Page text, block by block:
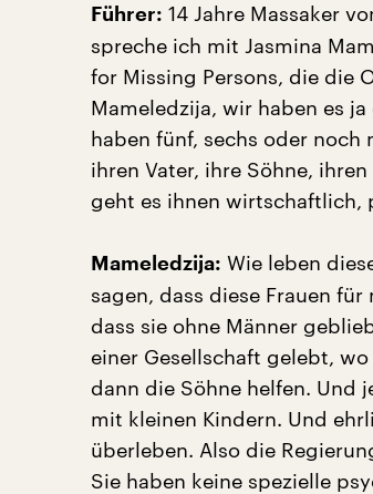
Führer: 14 Jahre Massaker
spreche ich mit Jasmina
for Missing Persons, die die
Mameledzija, wir haben es
haben fünf, sechs oder noch
ihren Vater, ihre Söhne,
geht es ihnen wirtschaftlich,
Mameledzija: Wie leben
sagen, dass diese Frauen
dass sie ohne Männer
einer Gesellschaft gelebt,
dann die Söhne helfen. Und
mit kleinen Kindern. Und
überleben. Also die
Sie haben keine spezielle